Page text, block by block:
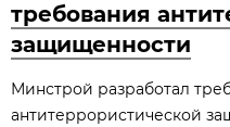
требования
защищенности
Минстрой разработал
антитеррористической